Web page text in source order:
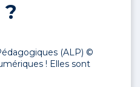
(ALP) ©
! Elles sont